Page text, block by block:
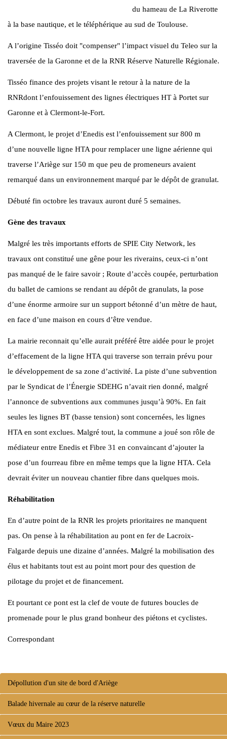
du hameau de La Riverotte
à la base nautique, et le téléphérique au sud de Toulouse.
A l’origine Tisséo doit "compenser" l’impact visuel du Teleo sur la
traversée de la Garonne et de la RNR Réserve Naturelle Régionale.
Tisséo finance des projets visant le retour à la nature de la
RNRdont l’enfouissement des lignes électriques HT à Portet sur
Garonne et à Clermont-le-Fort.
A Clermont, le projet d’Enedis est l’enfouissement sur 800 m
d’une nouvelle ligne HTA pour remplacer une ligne aérienne qui
traverse l’Ariège sur 150 m que peu de promeneurs avaient
remarqué dans un environnement marqué par le dépôt de granulat.
Débuté fin octobre les travaux auront duré 5 semaines.
Gène des travaux
Malgré les très importants efforts de SPIE City Network, les
travaux ont constitué une gêne pour les riverains, ceux-ci n’ont
pas manqué de le faire savoir ; Route d’accès coupée, perturbation
du ballet de camions se rendant au dépôt de granulats, la pose
d’une énorme armoire sur un support bétonné d’un mètre de haut,
en face d’une maison en cours d’être vendue.
La mairie reconnait qu’elle aurait préféré être aidée pour le projet
d’effacement de la ligne HTA qui traverse son terrain prévu pour
le développement de sa zone d’activité. La piste d’une subvention
par le Syndicat de l’Énergie SDEHG n’avait rien donné, malgré
l’annonce de subventions aux communes jusqu’à 90%. En fait
seules les lignes BT (basse tension) sont concernées, les lignes
HTA en sont exclues. Malgré tout, la commune a joué son rôle de
médiateur entre Enedis et Fibre 31 en convaincant d’ajouter la
pose d’un fourreau fibre en même temps que la ligne HTA. Cela
devrait éviter un nouveau chantier fibre dans quelques mois.
Réhabilitation
En d’autre point de la RNR les projets prioritaires ne manquent
pas. On pense à la réhabilitation au pont en fer de Lacroix-
Falgarde depuis une dizaine d’années. Malgré la mobilisation des
élus et habitants tout est au point mort pour des question de
pilotage du projet et de financement.
Et pourtant ce pont est la clef de voute de futures boucles de
promenade pour le plus grand bonheur des piétons et cyclistes.
Correspondant
Dépollution d'un site de bord d'Ariège
Balade hivernale au cœur de la réserve naturelle
Vœux du Maire 2023